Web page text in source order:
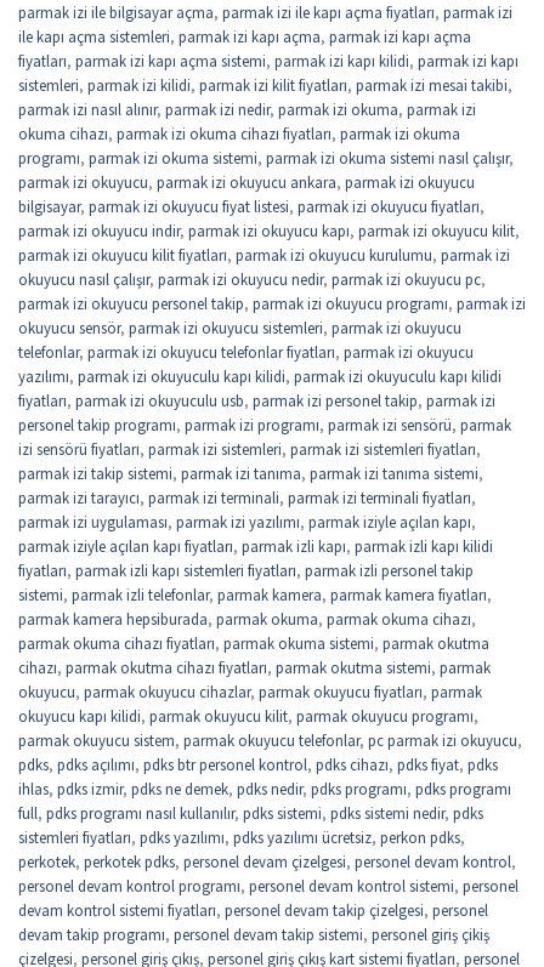
parmak izi ile bilgisayar açma, parmak izi ile kapı açma fiyatları, parmak izi
ile kapı açma sistemleri, parmak izi kapı açma, parmak izi kapı açma
fiyatları, parmak izi kapı açma sistemi, parmak izi kapı kilidi, parmak izi kapı
sistemleri, parmak izi kilidi, parmak izi kilit fiyatları, parmak izi mesai takibi,
parmak izi nasıl alınır, parmak izi nedir, parmak izi okuma, parmak izi
okuma cihazı, parmak izi okuma cihazı fiyatları, parmak izi okuma
programı, parmak izi okuma sistemi, parmak izi okuma sistemi nasıl çalışır,
parmak izi okuyucu, parmak izi okuyucu ankara, parmak izi okuyucu
bilgisayar, parmak izi okuyucu fiyat listesi, parmak izi okuyucu fiyatları,
parmak izi okuyucu indir, parmak izi okuyucu kapı, parmak izi okuyucu kilit,
parmak izi okuyucu kilit fiyatları, parmak izi okuyucu kurulumu, parmak izi
okuyucu nasıl çalışır, parmak izi okuyucu nedir, parmak izi okuyucu pc,
parmak izi okuyucu personel takip, parmak izi okuyucu programı, parmak izi
okuyucu sensör, parmak izi okuyucu sistemleri, parmak izi okuyucu
telefonlar, parmak izi okuyucu telefonlar fiyatları, parmak izi okuyucu
yazılımı, parmak izi okuyuculu kapı kilidi, parmak izi okuyuculu kapı kilidi
fiyatları, parmak izi okuyuculu usb, parmak izi personel takip, parmak izi
personel takip programı, parmak izi programı, parmak izi sensörü, parmak
izi sensörü fiyatları, parmak izi sistemleri, parmak izi sistemleri fiyatları,
parmak izi takip sistemi, parmak izi tanıma, parmak izi tanıma sistemi,
parmak izi tarayıcı, parmak izi terminali, parmak izi terminali fiyatları,
parmak izi uygulaması, parmak izi yazılımı, parmak iziyle açılan kapı,
parmak iziyle açılan kapı fiyatları, parmak izli kapı, parmak izli kapı kilidi
fiyatları, parmak izli kapı sistemleri fiyatları, parmak izli personel takip
sistemi, parmak izli telefonlar, parmak kamera, parmak kamera fiyatları,
parmak kamera hepsiburada, parmak okuma, parmak okuma cihazı,
parmak okuma cihazı fiyatları, parmak okuma sistemi, parmak okutma
cihazı, parmak okutma cihazı fiyatları, parmak okutma sistemi, parmak
okuyucu, parmak okuyucu cihazlar, parmak okuyucu fiyatları, parmak
okuyucu kapı kilidi, parmak okuyucu kilit, parmak okuyucu programı,
parmak okuyucu sistem, parmak okuyucu telefonlar, pc parmak izi okuyucu,
pdks, pdks açılımı, pdks btr personel kontrol, pdks cihazı, pdks fiyat, pdks
ihlas, pdks izmir, pdks ne demek, pdks nedir, pdks programı, pdks programı
full, pdks programı nasıl kullanılır, pdks sistemi, pdks sistemi nedir, pdks
sistemleri fiyatları, pdks yazılımı, pdks yazılımı ücretsiz, perkon pdks,
perkotek, perkotek pdks, personel devam çizelgesi, personel devam kontrol,
personel devam kontrol programı, personel devam kontrol sistemi, personel
devam kontrol sistemi fiyatları, personel devam takip çizelgesi, personel
devam takip programı, personel devam takip sistemi, personel giriş çikiş
çizelgesi, personel giriş çıkış, personel giriş çıkış kart sistemi fiyatları, personel